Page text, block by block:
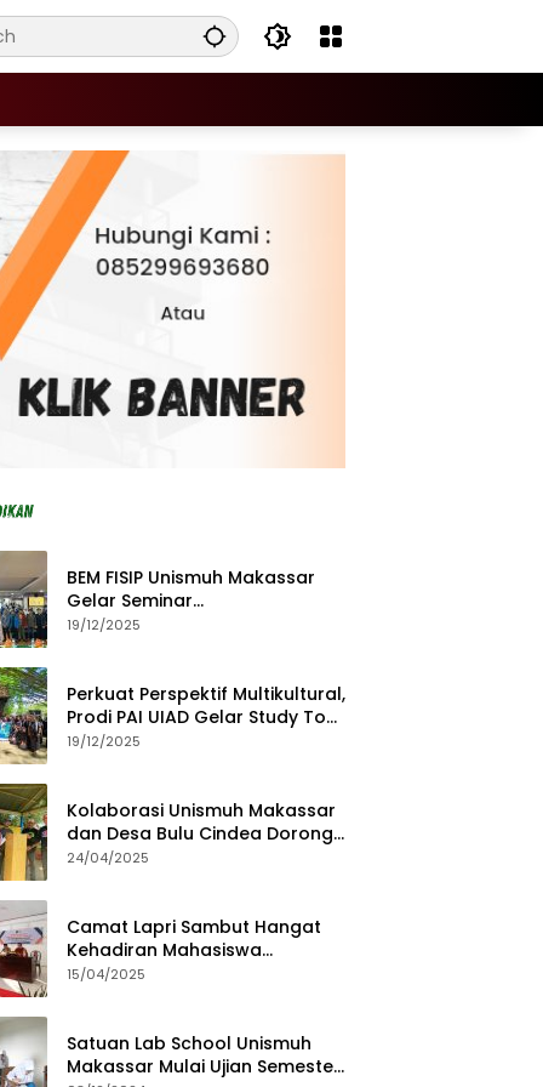
BEM FISIP Unismuh Makassar
Gelar Seminar
Keperempuanan, Bahas
19/12/2025
Perkuat Perspektif Multikultural,
Prodi PAI UIAD Gelar Study Tour
ke Kajang
19/12/2025
Kolaborasi Unismuh Makassar
dan Desa Bulu Cindea Dorong
Sentra Garam Industri
24/04/2025
Camat Lapri Sambut Hangat
Kehadiran Mahasiswa
PoltekMu
15/04/2025
Satuan Lab School Unismuh
Makassar Mulai Ujian Semester,